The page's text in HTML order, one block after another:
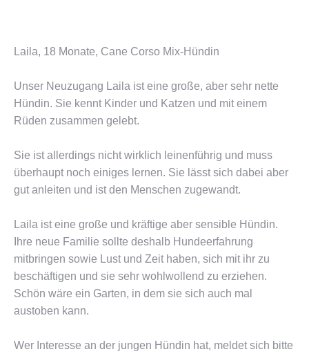
Laila, 18 Monate, Cane Corso Mix-Hündin
Unser Neuzugang Laila ist eine große, aber sehr nette
Hündin. Sie kennt Kinder und Katzen und mit einem
Rüden zusammen gelebt.
Sie ist allerdings nicht wirklich leinenführig und muss
überhaupt noch einiges lernen. Sie lässt sich dabei aber
gut anleiten und ist den Menschen zugewandt.
Laila ist eine große und kräftige aber sensible Hündin.
Ihre neue Familie sollte deshalb Hundeerfahrung
mitbringen sowie Lust und Zeit haben, sich mit ihr zu
beschäftigen und sie sehr wohlwollend zu erziehen.
Schön wäre ein Garten, in dem sie sich auch mal
austoben kann.
Wer Interesse an der jungen Hündin hat, meldet sich bitte